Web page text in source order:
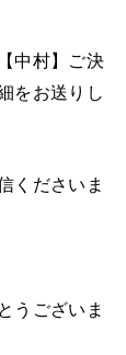
中村】ご決
をお送りし
くださいま
うございま